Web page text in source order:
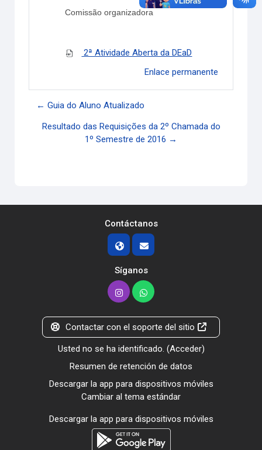
Comissão organizadora
2ª Atividade Aberta da DEaD
Enlace permanente
← Guia do Aluno Atualizado
Resultado das Requisições da 2º Chamada do
1º Semestre de 2016 →
Contáctanos
Síganos
Contactar con el soporte del sitio
Usted no se ha identificado. (Acceder)
Resumen de retención de datos
Descargar la app para dispositivos móviles
Cambiar al tema estándar
Descargar la app para dispositivos móviles